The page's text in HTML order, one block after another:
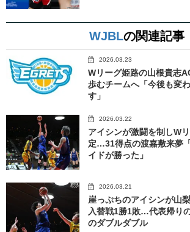
WJBLの関連記事
2026.03.23
Wリーグ姫路の山根貴志
歩むチームへ「今後も変
す」
2026.03.22
アイシンが激闘を制しW
定…31得点の渡嘉敷来夢
イドが勝った」
2026.03.21
崖っぷちのアイシンが山
入替戦1勝1敗…代表帰り
のダブルダブル